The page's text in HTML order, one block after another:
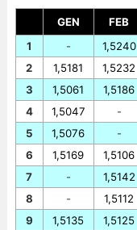
GEN FEB
1
2
3
4
5
6
7
8
9
-
1,5181
1,5061
1,5047
1,5076
1,5169
-
-
1,5135
1,5240
1,5232
1,5186
-
-
1,5106
1,5142
1,5112
1,5125